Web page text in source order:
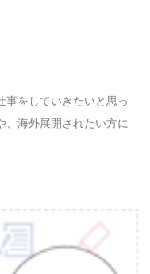
事をしていきたいと思っ
、海外展開されたい方に